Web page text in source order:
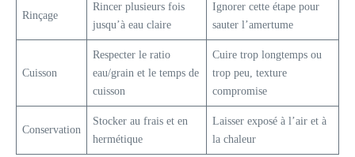
Rinçage
Rincer plusieurs fois
jusqu’à eau claire
Ignorer cette étape pour
sauter l’amertume
Cuisson
Respecter le ratio
eau/grain et le temps de
cuisson
Cuire trop longtemps ou
trop peu, texture
compromise
Conservation
Stocker au frais et en
hermétique
Laisser exposé à l’air et à
la chaleur